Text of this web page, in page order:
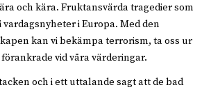
och kära. Fruktansvärda tragedier som
i Europa. Med den
kan vi bekämpa terrorism, ta oss ur
vid våra värderingar.
och i ett uttalande sagt att de bad